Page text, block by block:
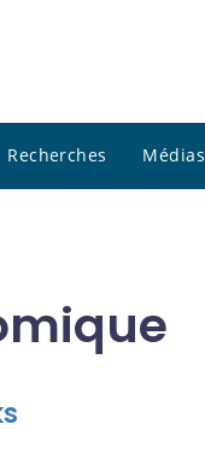
Recherches Médias